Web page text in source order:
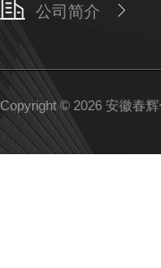
公司简介
Copyright © 2026 安徽春